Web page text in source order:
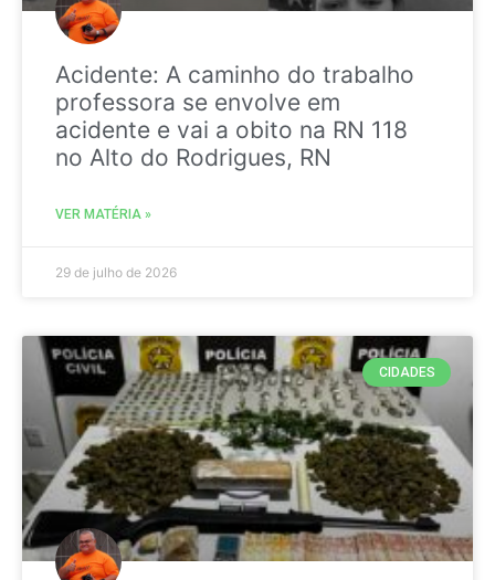
Acidente: A caminho do trabalho
professora se envolve em
acidente e vai a obito na RN 118
no Alto do Rodrigues, RN
VER MATÉRIA »
29 de julho de 2026
CIDADES